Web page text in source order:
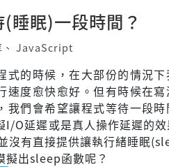
眠)一段時間？
、 JavaScript
式的時候，在大部份的情況下
速度愈快愈好。但有時候在
我們會希望讓程式等待一段時
I/O延遲或是真人操作延遲的
沒有直接提供讓執行緒睡眠
擬出sleep函數呢？